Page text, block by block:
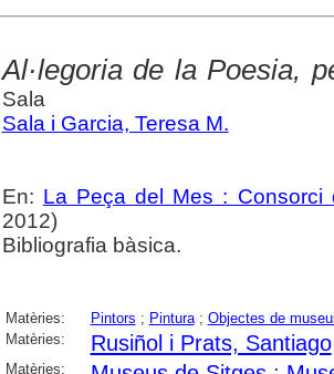
Al·legoria de la Poesia,
Sala
Sala i Garcia, Teresa M.
En: La Peça del Mes : Consorci
2012)
Bibliografia bàsica.
Matèries: Pintors ; Pintura; Objectes de
Matèries:
Rusiñol i Prats, Santiago
Matèries: